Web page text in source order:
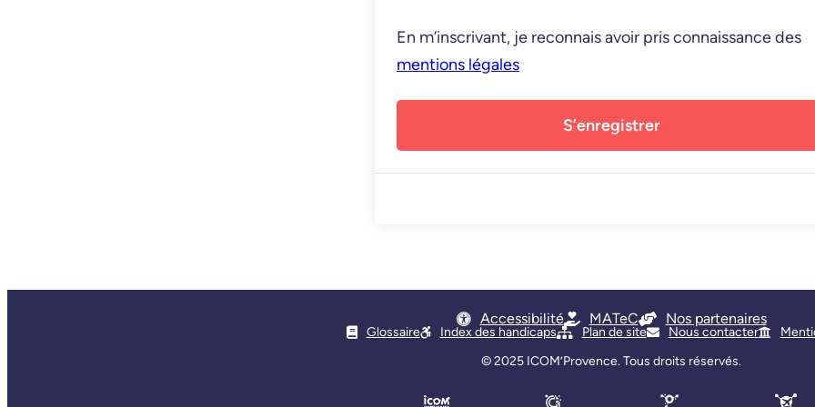
En m’inscrivant, je reconnais avoir pris connaissance des
mentions légales
S’enregistrer
Accessibilité MATeC Nos partenaires
Glossaire Index des handicaps Plan de site Nous contacter
© 2025 ICOM’Provence. Tous droits réservés.